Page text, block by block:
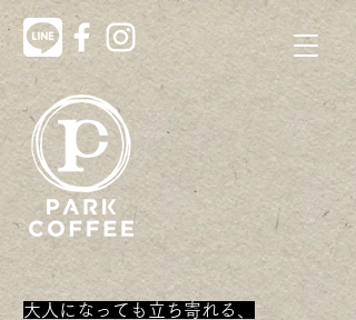
大人になっても立ち寄れる、